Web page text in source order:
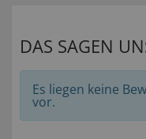
DAS SAGEN
Es liegen keine
vor.